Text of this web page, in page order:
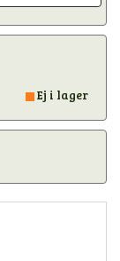
Ej i lager